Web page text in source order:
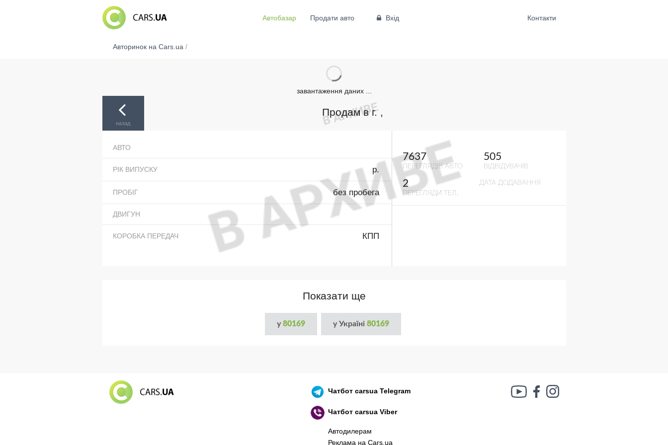
Автобазар Продати авто Вхід Контакти
Авторинок на Cars.ua /
завантаження даних ...
назад
Продам в г. ,
АВТО
РІК ВИПУСКУ р.
ПРОБІГ без пробега
ДВИГУН
КОРОБКА ПЕРЕДАЧ КПП
7637
ПЕРЕГЛЯДІВ АВТО
505
ВІДВІДУВАЧІВ
2
ПЕРЕГЛЯДИ ТЕЛ.
ДАТА ДОДАВАННЯ
Показати ще
у80169 у Україні 80169
Чатботcarsua Telegram
Чатботcarsua Viber
Автодилерам
Реклама на Cars.ua